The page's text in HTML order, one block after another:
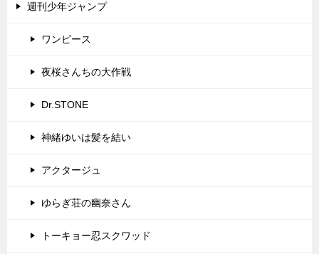
週刊少年ジャンプ
ワンピース
夜桜さんちの大作戦
Dr.STONE
神緒ゆいは髪を結い
アクタージュ
ゆらぎ荘の幽奈さん
トーキョー忍スクワッド